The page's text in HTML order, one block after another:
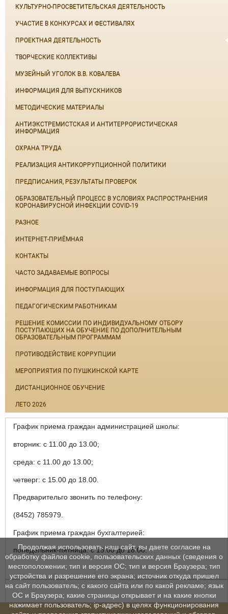
КУЛЬТУРНО-ПРОСВЕТИТЕЛЬСКАЯ ДЕЯТЕЛЬНОСТЬ
УЧАСТИЕ В КОНКУРСАХ И ФЕСТИВАЛЯХ
ПРОЕКТНАЯ ДЕЯТЕЛЬНОСТЬ
ТВОРЧЕСКИЕ КОЛЛЕКТИВЫ
МУЗЕЙНЫЙ УГОЛОК В.В. КОВАЛЕВА
ИНФОРМАЦИЯ ДЛЯ ВЫПУСКНИКОВ
МЕТОДИЧЕСКИЕ МАТЕРИАЛЫ
АНТИЭКСТРЕМИСТСКАЯ И АНТИТЕРРОРИСТИЧЕСКАЯ
ИНФОРМАЦИЯ
ОХРАНА ТРУДА
РЕАЛИЗАЦИЯ АНТИКОРРУПЦИОННОЙ ПОЛИТИКИ
ПРЕДПИСАНИЯ, РЕЗУЛЬТАТЫ ПРОВЕРОК
ОБРАЗОВАТЕЛЬНЫЙ ПРОЦЕСС В УСЛОВИЯХ РАСПРОСТРАНЕНИЯ
КОРОНАВИРУСНОЙ ИНФЕКЦИИ COVID-19
РАЗНОЕ
ИНТЕРНЕТ-ПРИЁМНАЯ
КОНТАКТЫ
ЧАСТО ЗАДАВАЕМЫЕ ВОПРОСЫ
ИНФОРМАЦИЯ ДЛЯ ПОСТУПАЮЩИХ
ПЕДАГОГИЧЕСКИМ РАБОТНИКАМ
РЕШЕНИЕ КОМИССИИ ПО ИНДИВИДУАЛЬНОМУ ОТБОРУ
ПОСТУПАЮЩИХ НА ОБУЧЕНИЕ ПО ДОПОЛНИТЕЛЬНЫМ
ОБРАЗОВАТЕЛЬНЫМ ПРОГРАММАМ
ПРОТИВОДЕЙСТВИЕ КОРРУПЦИИ
МЕРОПРИЯТИЯ ПО ПУШКИНСКОЙ КАРТЕ
ДИСТАНЦИОННОЕ ОБУЧЕНИЕ
ЛЕТО 2026
График приема граждан администрацией школы:
вторник: с 11.00 до 13.00;
среда: с 11.00 до 13.00;
четверг: с 15.00 до 18.00.
Предварительго звонить по телефону:
(8452) 785979.
График приема граждан бухгалтерией:
понедельник-пятница: с 15.00 до 18.00.
Продолжая использовать наш сайт, вы даете согласие на
обработку файлов cookie, пользовательских данных (сведения о
местоположении; тип и версия ОС; тип и версия Браузера; тип
устройства и разрешение его экрана; источник откуда пришел
на сайт пользователь; с какого сайта или по какой рекламе; язык
ОС и Браузера; какие страницы открывает и на какие кнопки
нажимает пользователь; ip-адрес) в целях функционирования